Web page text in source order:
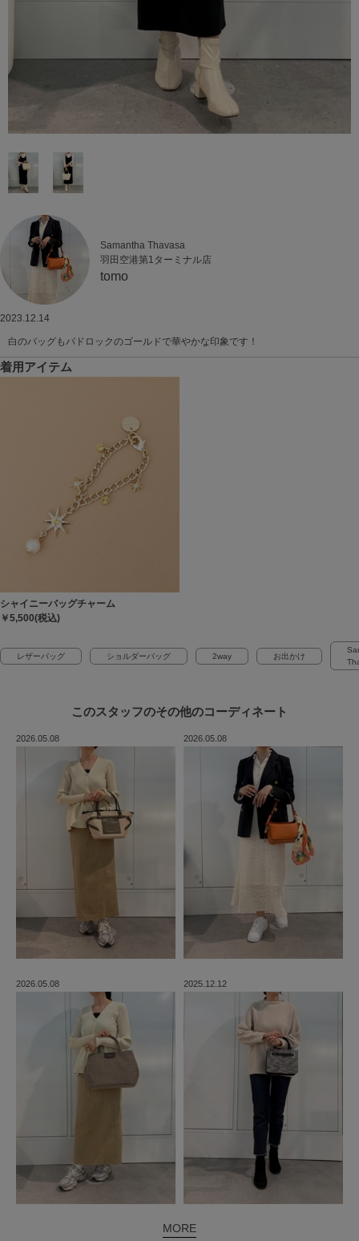
Samantha Thavasa
羽田空港第1ターミナル店
tomo
2023.12.14
白のバッグもパドロックのゴールドで華やかな印象です！
着用アイテム
シャイニーバッグチャーム
￥5,500(税込)
レザーバッグ ショルダーバッグ 2way お出かけ
このスタッフのその他のコーディネート
2026.05.08 2026.05.08
2026.05.08 2025.12.12
MORE